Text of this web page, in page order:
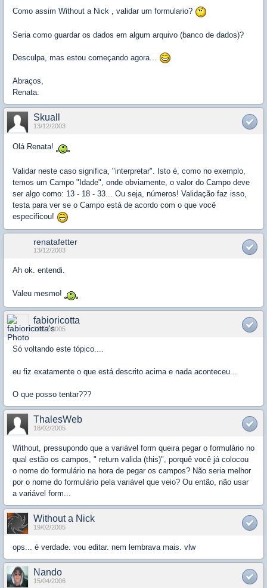
Como assim Without a Nick , validar um formulario?
Seria como guardar os dados em algum arquivo (banco de dados)?
Desculpa, mas estou começando agora...
Abraços,
Renata.
Skuall
13/12/2003
Olá Renata!
Validar neste caso significa, "interpretar". Isto é, como no exemplo,
temos um Campo "Idade", onde obviamente, o valor do Campo deve
ser algo como: 13 - 18 - 33... Ou seja, números! Validação faz isso,
testa para ver se o Campo está de acordo com o que você
especificou!
renatafetter
13/12/2003
Ah ok. entendi.
Valeu mesmo!
fabioricotta
18/02/2005
Só voltando este tópico....
eu fiz exatamente o que está descrito acima e nada aconteceu...
O que posso tentar???
ThalesWeb
18/02/2005
Without, pressupondo que a variável form queira pegar o formulário no
qual estão os campos, " return valida (this)", porquê você já colocou
o nome do formulário na hora de pegar os campos? Não seria melhor
por o nome do formulário pela variável que veio? Ou então, não usar
a variável form...
Without a Nick
19/02/2005
ops... é verdade. vou editar. nem lembrava mais. vlw
Nando
15/04/2006